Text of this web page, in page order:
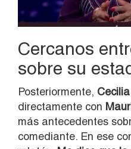
Cercanos
sobre su
Posteriormente,
directamente con
más antecedentes
comediante. En ese